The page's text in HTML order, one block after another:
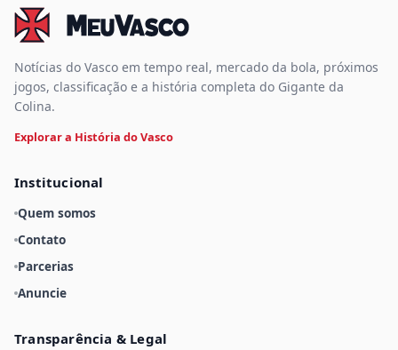
Notícias do Vasco em tempo real, mercado da bola, próximos
jogos, classificação e a história completa do Gigante da
Colina.
Explorar a História do Vasco
Institucional
Quem somos
Contato
Parcerias
Anuncie
Transparência & Legal